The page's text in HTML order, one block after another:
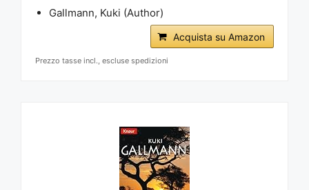
Gallmann, Kuki (Author)
Acquista su Amazon
Prezzo tasse incl., escluse spedizioni